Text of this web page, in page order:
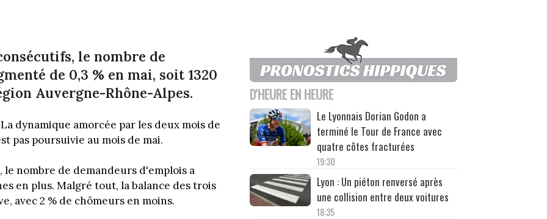
le nombre de
de 0,3 % en mai, soit 1320
Auvergne-Rhône-Alpes.
dynamique amorcée par les deux mois de
pas poursuivie au mois de mai.
nombre de demandeurs d'emplois a
en plus. Malgré tout, la balance des trois
avec 2 % de chômeurs en moins.
D'HEURE EN HEURE
Le Lyonnais Dorian Godon a
terminé le Tour de France avec
quatre côtes fracturées
19:30
Lyon : Un piéton renversé après
une collision entre deux voitures
18:35